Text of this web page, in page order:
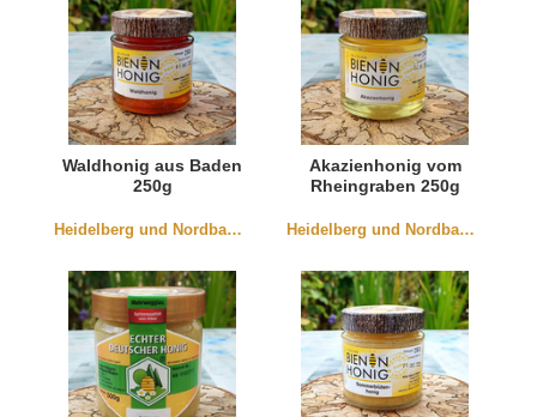
Waldhonig aus Baden
250g
Heidelberg und Nordbaden
Akazienhonig vom
Rheingraben 250g
Heidelberg und Nordbaden